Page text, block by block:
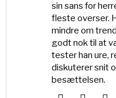
sin sans for
fleste overser.
mindre om
godt nok til at
tester han ure,
diskuterer snit
besættelsen.